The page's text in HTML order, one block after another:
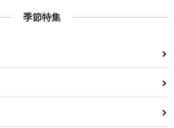
季節特集